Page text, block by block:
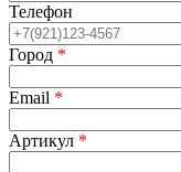
Телефон
Город *
Email *
Артикул *